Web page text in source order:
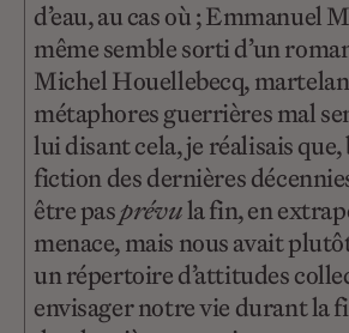
d’eau, au cas où ; Emmanuel
même semble sorti d’un
Michel Houellebecq,
métaphores guerrières mal
lui disant cela, je réalisais
fiction des dernières
être pasprévula fin, en
menace, mais nous avait
un répertoire d’attitudes
envisager notre vie durant la